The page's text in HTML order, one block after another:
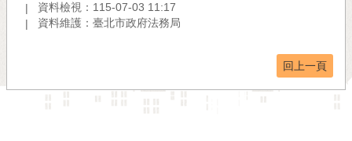
資料檢視：115-07-03 11:17
資料維護：臺北市政府法務局
回上一頁